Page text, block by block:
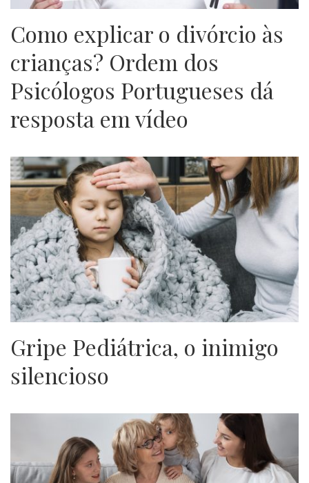
Como explicar o divórcio às
crianças? Ordem dos
Psicólogos Portugueses dá
resposta em vídeo
Gripe Pediátrica, o inimigo
silencioso